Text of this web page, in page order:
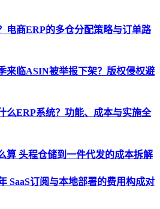
电商ERP的多仓分配策略与订单路
来临ASIN被举报下架？版权侵权避
么ERP系统？功能、成本与实施全
算 头程仓储到一件代发的成本拆解
SaaS订阅与本地部署的费用构成对